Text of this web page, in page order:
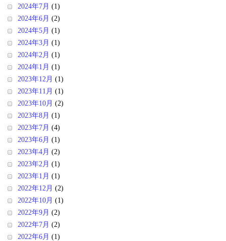
2024年7月 (1)
2024年6月 (2)
2024年5月 (1)
2024年3月 (1)
2024年2月 (1)
2024年1月 (1)
2023年12月 (1)
2023年11月 (1)
2023年10月 (2)
2023年8月 (1)
2023年7月 (4)
2023年6月 (1)
2023年4月 (2)
2023年2月 (1)
2023年1月 (1)
2022年12月 (2)
2022年10月 (1)
2022年9月 (2)
2022年7月 (2)
2022年6月 (1)